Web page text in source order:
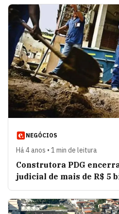
NEGÓCIOS
Há 4 anos • 1 min de leitura
Construtora PDG
judicial de mais de R$ 5